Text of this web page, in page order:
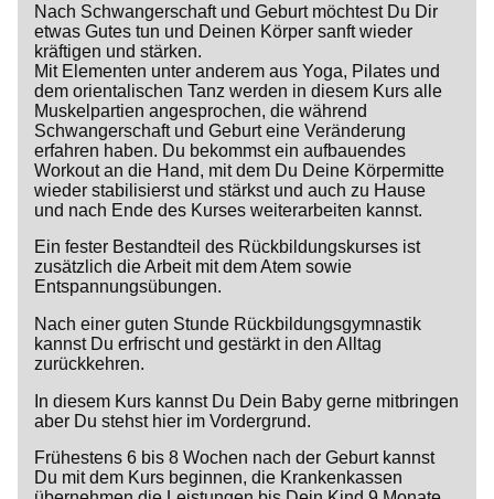
Nach Schwangerschaft und Geburt möchtest Du Dir
etwas Gutes tun und Deinen Körper sanft wieder
kräftigen und stärken.
Mit Elementen unter anderem aus Yoga, Pilates und
dem orientalischen Tanz werden in diesem Kurs alle
Muskelpartien angesprochen, die während
Schwangerschaft und Geburt eine Veränderung
erfahren haben. Du bekommst ein aufbauendes
Workout an die Hand, mit dem Du Deine Körpermitte
wieder stabilisierst und stärkst und auch zu Hause
und nach Ende des Kurses weiterarbeiten kannst.
Ein fester Bestandteil des Rückbildungskurses ist
zusätzlich die Arbeit mit dem Atem sowie
Entspannungsübungen.
Nach einer guten Stunde Rückbildungsgymnastik
kannst Du erfrischt und gestärkt in den Alltag
zurückkehren.
In diesem Kurs kannst Du Dein Baby gerne mitbringen
aber Du stehst hier im Vordergrund.
Frühestens 6 bis 8 Wochen nach der Geburt kannst
Du mit dem Kurs beginnen, die Krankenkassen